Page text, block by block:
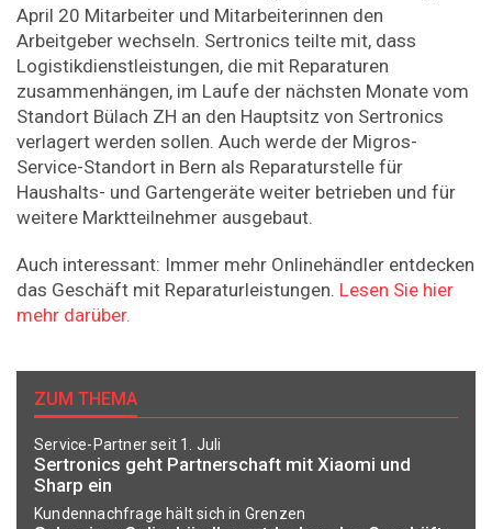
April 20 Mitarbeiter und Mitarbeiterinnen den
Arbeitgeber wechseln. Sertronics teilte mit, dass
Logistikdienstleistungen, die mit Reparaturen
zusammenhängen, im Laufe der nächsten Monate vom
Standort Bülach ZH an den Hauptsitz von Sertronics
verlagert werden sollen. Auch werde der Migros-
Service-Standort in Bern als Reparaturstelle für
Haushalts- und Gartengeräte weiter betrieben und für
weitere Marktteilnehmer ausgebaut.
Auch interessant: Immer mehr Onlinehändler entdecken
das Geschäft mit Reparaturleistungen. Lesen Sie hier
mehr darüber.
ZUM THEMA
Service-Partner seit 1. Juli
Sertronics geht Partnerschaft mit Xiaomi und
Sharp ein
Kundennachfrage hält sich in Grenzen